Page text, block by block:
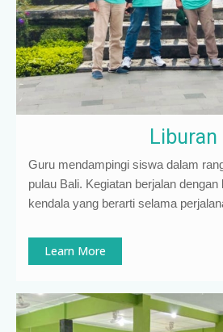
Liburan
Guru mendampingi siswa dalam
pulau Bali. Kegiatan berjalan
kendala yang berarti selama
Learn More